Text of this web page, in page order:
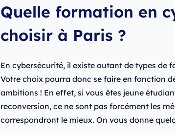
Quelle formation en
choisir à Paris ?
En cybersécurité, il existe autant de types de
Votre choix pourra donc se faire en fonction
ambitions ! En effet, si vous êtes jeune
reconversion, ce ne sont pas forcément les
correspondront le mieux. On vous donne